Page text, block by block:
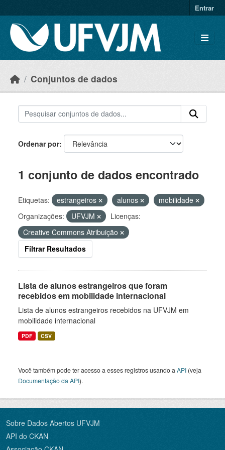
Entrar
Conjuntos de dados
Ordenar por
1 conjunto de dados encontrado
Etiquetas: estrangeiros alunos
mobilidade
Organizações:
UFVJM
Licenças:
Creative Commons Atribuição
Filtrar Resultados
Lista de alunos estrangeiros que foram
recebidos em mobilidade internacional
Lista de alunos estrangeiros recebidos na UFVJM em
mobilidade internacional
PDF CSV
Você também pode ter acesso a esses registros usando a API (veja
Documentação da API).
Sobre Dados Abertos UFVJM
API do CKAN